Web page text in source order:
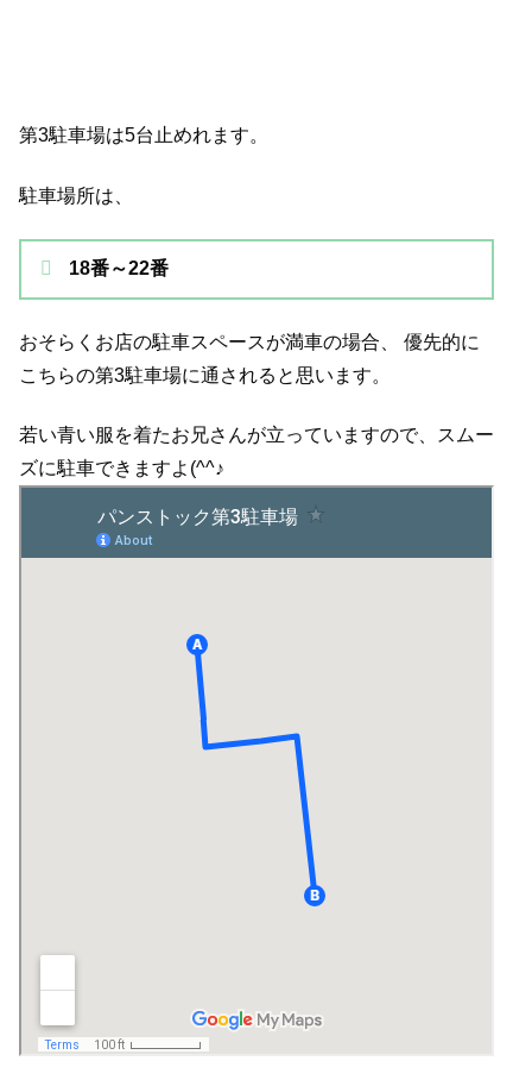
第3駐車場は5台止めれます。
駐車場所は、
18番～22番
おそらくお店の駐車スペースが満車の場合、 優先的に
こちらの第3駐車場に通されると思います。
若い青い服を着たお兄さんが立っていますので、スムー
ズに駐車できますよ(^^♪